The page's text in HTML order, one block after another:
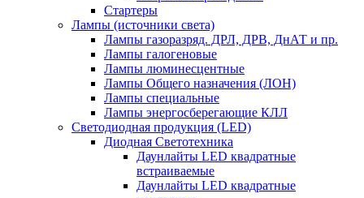
Стартеры
Лампы (источники света)
Лампы газоразряд. ДРЛ, ДРВ, ДнАТ и пр.
Лампы галогеновые
Лампы люминесцентные
Лампы Общего назначения (ЛОН)
Лампы специальные
Лампы энергосберегающие КЛЛ
Светодиодная продукция (LED)
Диодная Светотехника
Даунлайты LED квадратные
встраиваемые
Даунлайты LED квадратные